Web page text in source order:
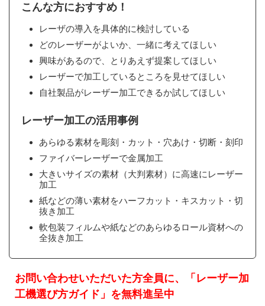
こんな方におすすめ！
レーザの導入を具体的に検討している
どのレーザーがよいか、一緒に考えてほしい
興味があるので、とりあえず提案してほしい
レーザーで加工しているところを見せてほしい
自社製品がレーザー加工できるか試してほしい
レーザー加工の活用事例
あらゆる素材を彫刻・カット・穴あけ・切断・刻印
ファイバーレーザーで金属加工
大きいサイズの素材（大判素材）に高速にレーザー
加工
紙などの薄い素材をハーフカット・キスカット・切
抜き加工
軟包装フィルムや紙などのあらゆるロール資材への
全抜き加工
お問い合わせいただいた方全員に、「レーザー加
工機選び方ガイド」を無料進呈中